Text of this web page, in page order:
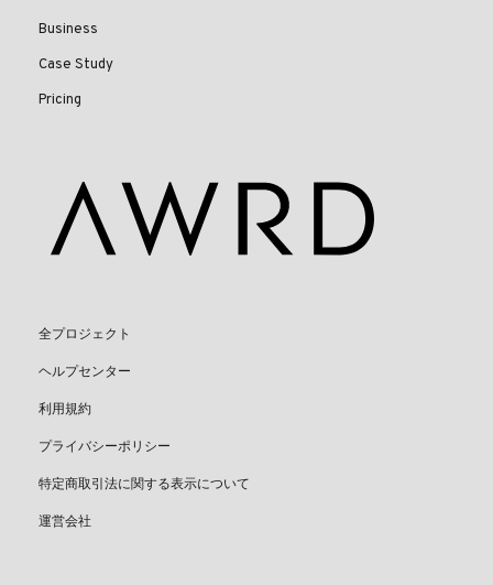
Business
Case Study
Pricing
全プロジェクト
ヘルプセンター
利用規約
プライバシーポリシー
特定商取引法に関する表示について
運営会社